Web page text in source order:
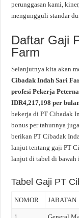
perunggasan kami,
mengungguli standar
Daftar Gaji
Farm
Selanjutnya kita akan
Cibadak Indah Sari
profesi Pekerja
IDR4,217,198 per
bekerja di PT Cibadak
bonus per tahunnya
berikan PT Cibadak
lanjut tentang gaji PT
lanjut di tabel di bawah
Tabel Gaji PT
NOMOR JABATAN